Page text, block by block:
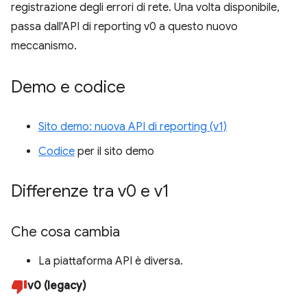
registrazione degli errori di rete. Una volta disponibile,
passa dall'API di reporting v0 a questo nuovo
meccanismo.
Demo e codice
Sito demo: nuova API di reporting (v1)
Codice per il sito demo
Differenze tra v0 e v1
Che cosa cambia
La piattaforma API è diversa.
v0 (legacy)